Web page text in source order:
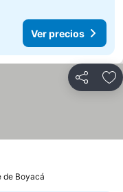
Ver precios
Compartir
de Boyacá